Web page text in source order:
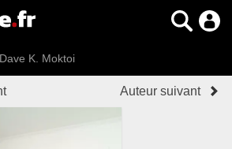
Dave K. Moktoi
Auteur suivant